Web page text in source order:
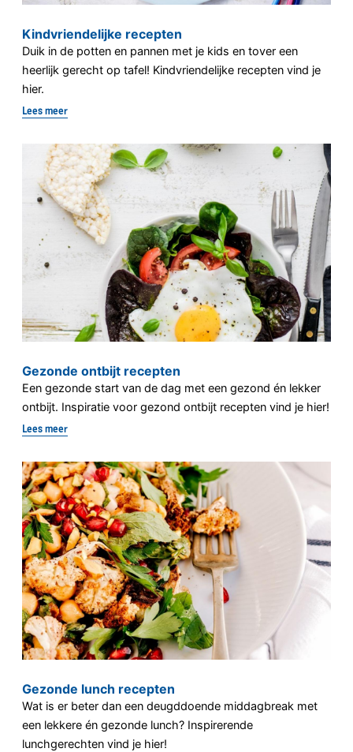
Kindvriendelijke recepten
Duik in de potten en pannen met je kids en tover een
heerlijk gerecht op tafel! Kindvriendelijke recepten vind je
hier.
Lees meer
Gezonde ontbijt recepten
Een gezonde start van de dag met een gezond én lekker
ontbijt. Inspiratie voor gezond ontbijt recepten vind je hier!
Lees meer
Gezonde lunch recepten
Wat is er beter dan een deugddoende middagbreak met
een lekkere én gezonde lunch? Inspirerende
lunchgerechten vind je hier!